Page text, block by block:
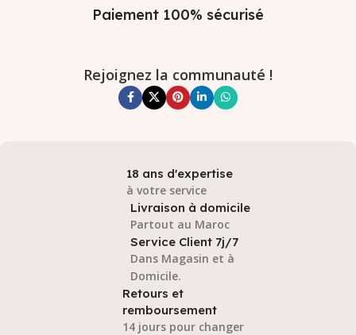
Paiement 100% sécurisé
Rejoignez la communauté !
18 ans d'expertise
à votre service
Livraison à domicile
Partout au Maroc
Service Client 7j/7
Dans Magasin et à
Domicile.
Retours et
remboursement
14 jours pour changer